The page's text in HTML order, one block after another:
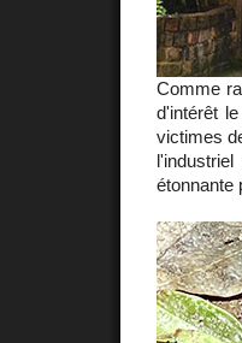
Comme
d'intérêt
victimes
étonnante